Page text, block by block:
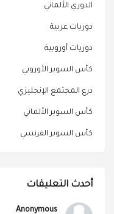
الدوري الألماني
دوريات عربية
دوريات أوروبية
كأس السوبر الأوروبي
درع المجتمع الإنجليزي
كأس السوبر الألماني
كأس السوبر الفرنسي
أحدث التعليقات
Anonymous